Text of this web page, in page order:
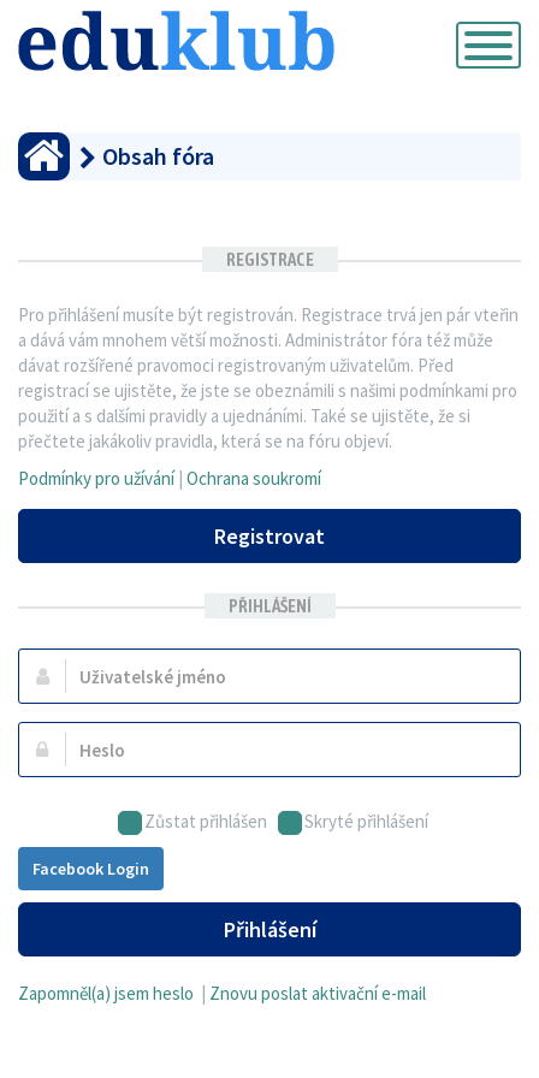
Přepnout
navigaci
Obsah fóra
REGISTRACE
Pro přihlášení musíte být registrován. Registrace trvá jen pár vteřin
a dává vám mnohem větší možnosti. Administrátor fóra též může
dávat rozšířené pravomoci registrovaným uživatelům. Před
registrací se ujistěte, že jste se obeznámili s našimi podmínkami pro
použití a s dalšími pravidly a ujednáními. Také se ujistěte, že si
přečtete jakákoliv pravidla, která se na fóru objeví.
Podmínky pro užívání| Ochrana soukromí
Registrovat
PŘIHLÁŠENÍ
Uživatelské
jméno:
Heslo:
Zůstat přihlášen Skryté přihlášení
Facebook Login
Přihlášení
Zapomněl(a) jsem heslo Znovu poslat aktivační e-mail